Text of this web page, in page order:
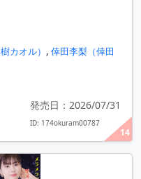
14
カオル） , 倖田李梨（倖田
発売日：2026/07/31
ID: 174okuram00787